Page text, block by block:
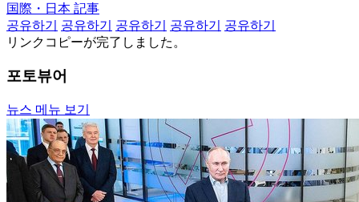
国際・日本 記事
공유하기
공유하기 공유하기 공유하기
공유하기
リンクコピーが完了しました。
포토뷰어
뉴스 메뉴 보기